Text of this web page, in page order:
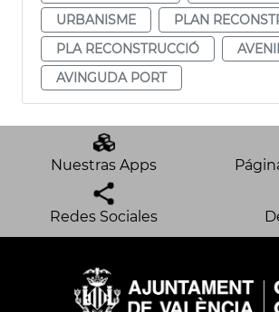
URBANISME
PLAN
PLA RECONSTRUCCIÓ
AVINGUDA PORT
Nuestras Apps
Redes Sociales